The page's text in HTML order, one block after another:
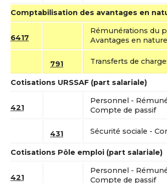
Comptabilisation des avantages en
6417
Rémunérations du
Avantages en
791 Transferts de
Cotisations URSSAF (part salariale)
421
Personnel -
Compte de passif
431 Sécurité sociale -
Cotisations Pôle emploi (part salariale)
421
Personnel -
Compte de passif